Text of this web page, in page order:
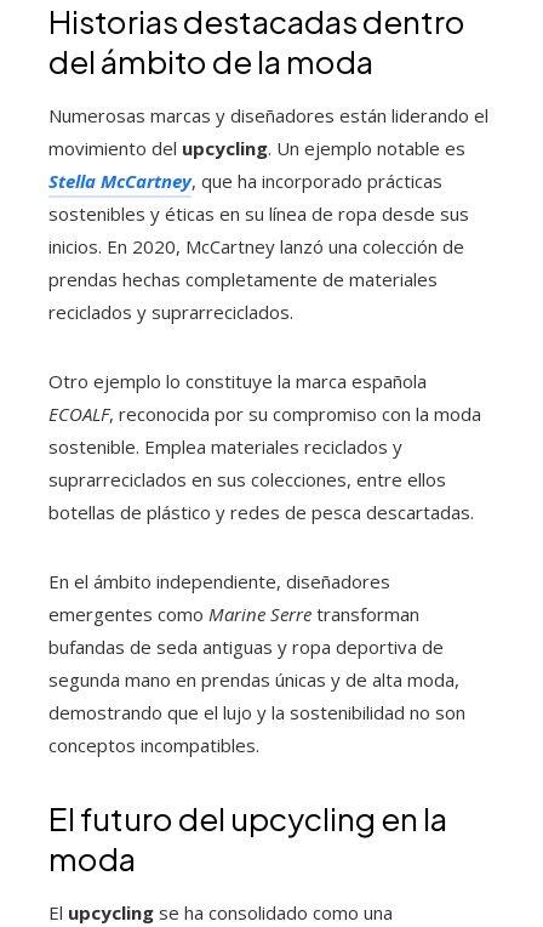
Historias destacadas dentro
del ámbito de la moda
Numerosas marcas y diseñadores están liderando el
movimiento del upcycling. Un ejemplo notable es
Stella McCartney, que ha incorporado prácticas
sostenibles y éticas en su línea de ropa desde sus
inicios. En 2020, McCartney lanzó una colección de
prendas hechas completamente de materiales
reciclados y suprarreciclados.
Otro ejemplo lo constituye la marca española
ECOALF, reconocida por su compromiso con la moda
sostenible. Emplea materiales reciclados y
suprarreciclados en sus colecciones, entre ellos
botellas de plástico y redes de pesca descartadas.
En el ámbito independiente, diseñadores
emergentes como Marine Serre transforman
bufandas de seda antiguas y ropa deportiva de
segunda mano en prendas únicas y de alta moda,
demostrando que el lujo y la sostenibilidad no son
conceptos incompatibles.
El futuro del upcycling en la
moda
El upcycling se ha consolidado como una